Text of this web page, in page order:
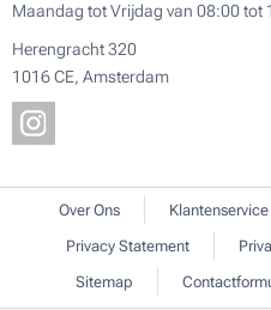
Maandag tot Vrijdag van 08:00 tot
Herengracht 320
1016 CE, Amsterdam
Over Ons Klantenservice
Privacy Statement
Sitemap